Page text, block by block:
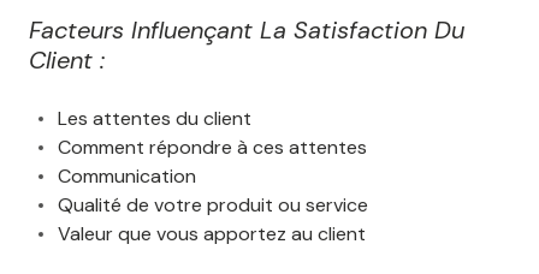
Facteurs Influençant La Satisfaction Du
Client :
Les attentes du client
Comment répondre à ces attentes
Communication
Qualité de votre produit ou service
Valeur que vous apportez au client